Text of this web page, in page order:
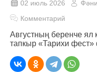
02 июль 2026
Комментарий
Августның беренче ял
тапкыр «Тарихи фест»